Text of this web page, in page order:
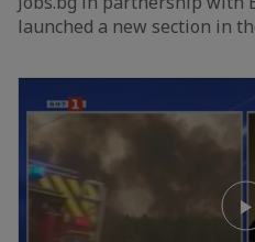
launched a new section in